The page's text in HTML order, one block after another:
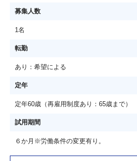
募集人数
1名
転勤
あり：希望による
定年
定年60歳（再雇用制度あり：65歳まで）
試用期間
６か月※労働条件の変更有り。